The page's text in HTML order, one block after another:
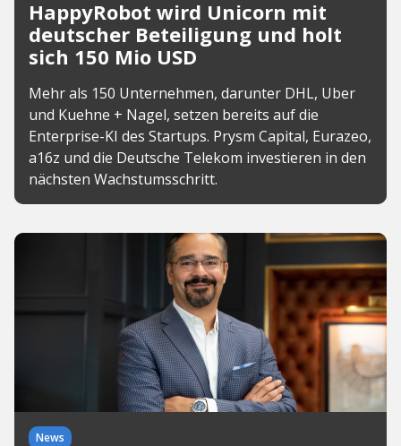
HappyRobot wird Unicorn mit
deutscher Beteiligung und holt
sich 150 Mio USD
Mehr als 150 Unternehmen, darunter DHL, Uber
und Kuehne + Nagel, setzen bereits auf die
Enterprise-KI des Startups. Prysm Capital, Eurazeo,
a16z und die Deutsche Telekom investieren in den
nächsten Wachstumsschritt.
News